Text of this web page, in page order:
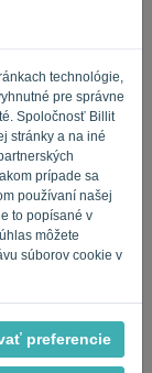
technológie,
pre správne
Spoločnosť Billit
stránky a na iné
prípade sa
používaní našej
to popísané v
môžete
súborov cookie v
preferencie